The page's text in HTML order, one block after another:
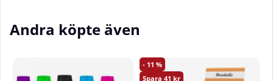
för en jämn tillförsel av näring.
Proteinblandning från naturliga källor
Andra köpte även
11
41